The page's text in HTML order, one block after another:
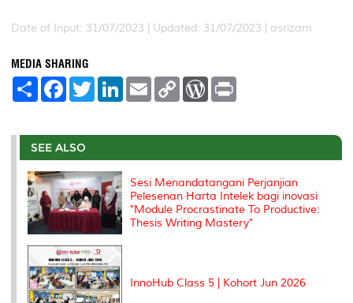
Date of Input: 31/07/2023 | Updated: 31/07/2023 | asrizam
MEDIA SHARING
S
e
F
a
b
o
o
k
T
w
t
r
L
e
I
E
m
l
C
L
n
W
P
e
s
t
SEE ALSO
Sesi Menandatangani Perjanjian
Pelesenan Harta Intelek bagi inovasi
"Module Procrastinate To Productive:
Thesis Writing Mastery"
InnoHub Class 5 | Kohort Jun 2026